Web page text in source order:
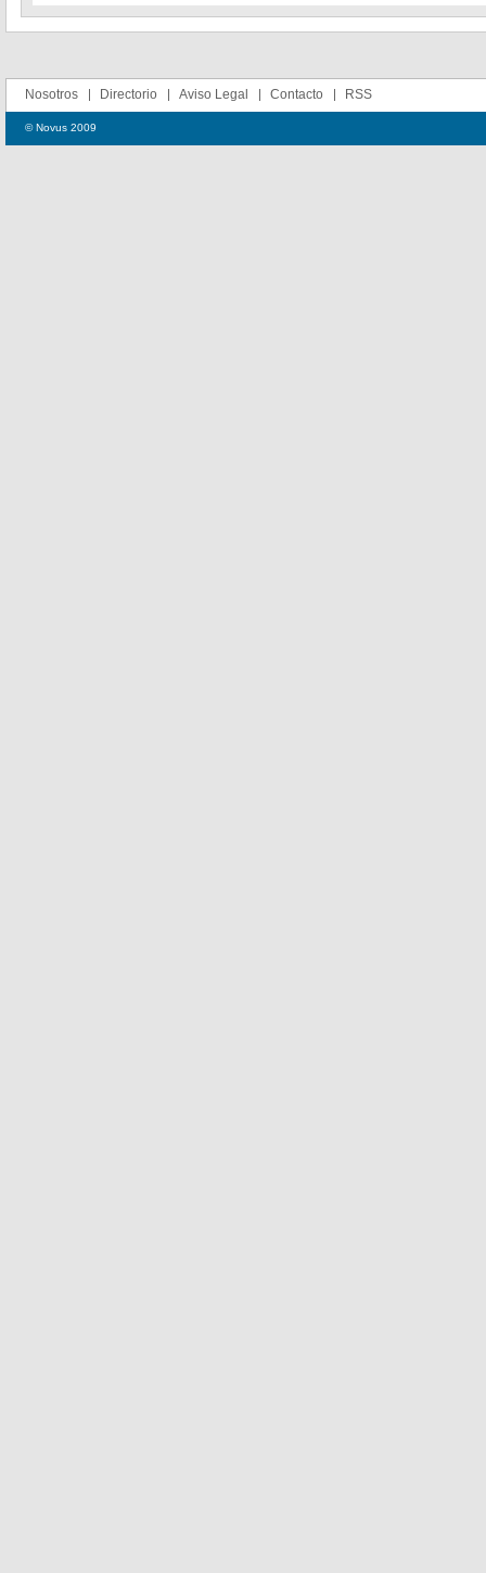
Nosotros Directorio Aviso Legal Contacto RSS
© Novus 2009